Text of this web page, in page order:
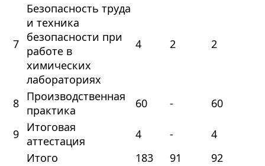
7
Безопасность труда
и техника
безопасности при
работе в
химических
лабораториях
4 2 2
8 Производственная
практика
60 - 60
9 Итоговая
аттестация
4 -
4
Итого
183 91
92